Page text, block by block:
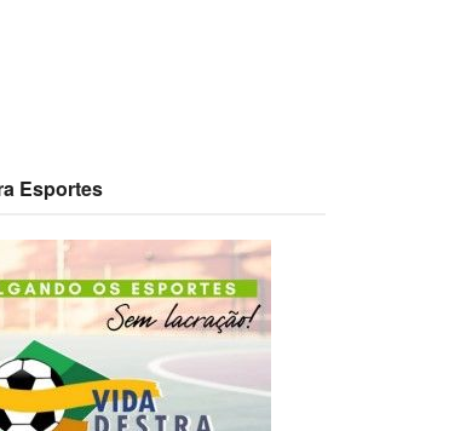
Esportes